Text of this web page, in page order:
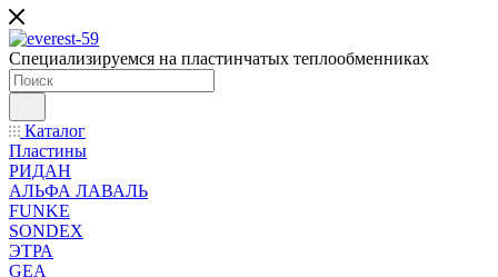
Специализируемся на пластинчатых теплообменниках
Каталог
Пластины
РИДАН
АЛЬФА ЛАВАЛЬ
FUNKE
SONDEX
ЭТРА
GEA